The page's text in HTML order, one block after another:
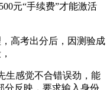
元“手续费”才能激活
高考出分后，因测验成
生感觉不合错误劲，能
分反映，要求输入身份